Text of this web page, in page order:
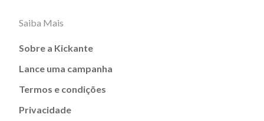
Saiba Mais
Sobre a Kickante
Lance uma campanha
Termos e condições
Privacidade